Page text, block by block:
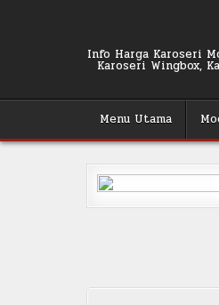
Info Harga Karoseri
Karoseri Wingbox,
Menu Utama